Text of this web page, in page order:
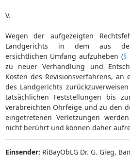
V.
Wegen der aufgezeigten
Landgerichts in dem aus der
ersichtlichen Umfang aufzuheben (§
zu neuer Verhandlung und
Kosten des Revisionsverfahrens, an
des Landgerichts
tatsächlichen Feststellungen bis
verabreichten Ohrfeige und zu den
eingetretenen Verletzungen
nicht berührt und können daher
Einsender: RiBayObLG Dr. G. Gieg,